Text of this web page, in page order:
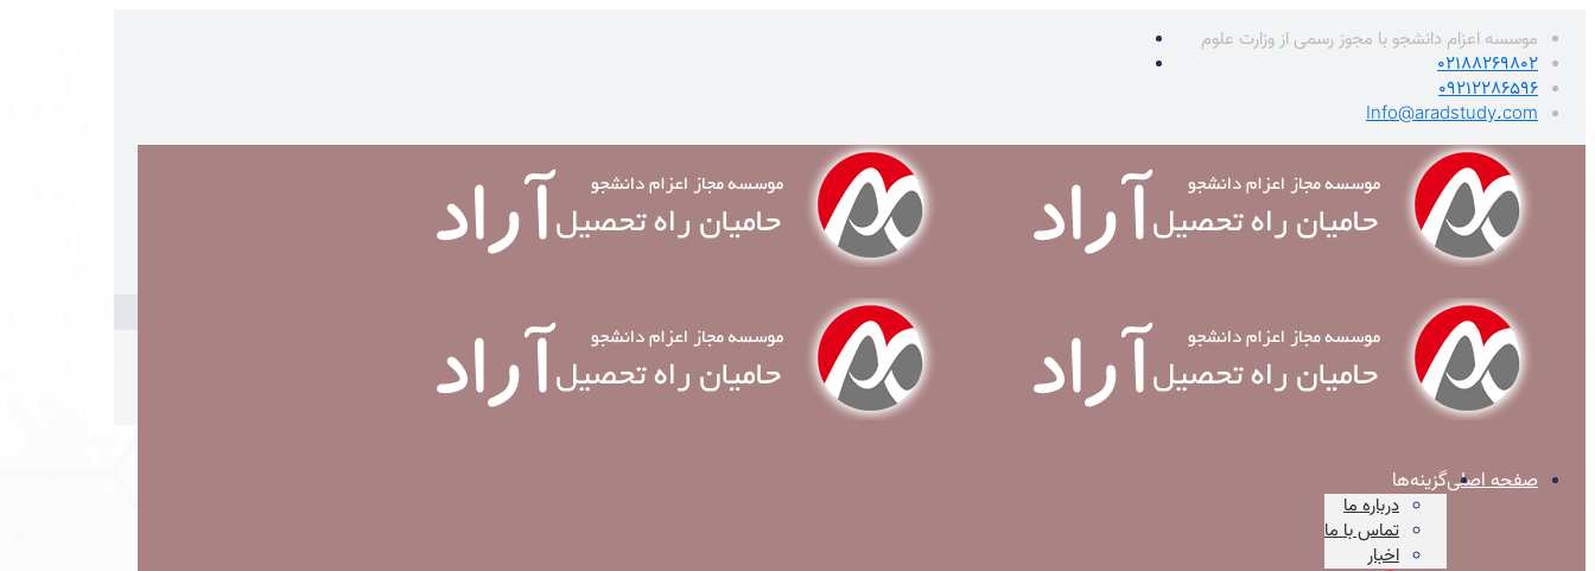
موسسه اعزام دانشجو با مجوز رسمی از وزارت علوم
02188269802
09212286596
Info@aradstudy.com
صفحه اصلیگزینه‌ها
درباره ما
تماس با ما
اخبار